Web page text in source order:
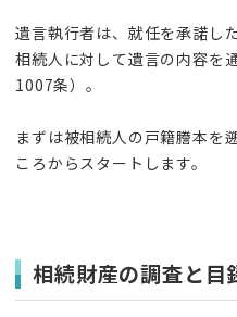
遺言執行者は、就任を承諾し
相続人に対して遺言の内容を
1007条）。
まずは被相続人の戸籍謄本を
ころからスタートします。
相続財産の調査と目